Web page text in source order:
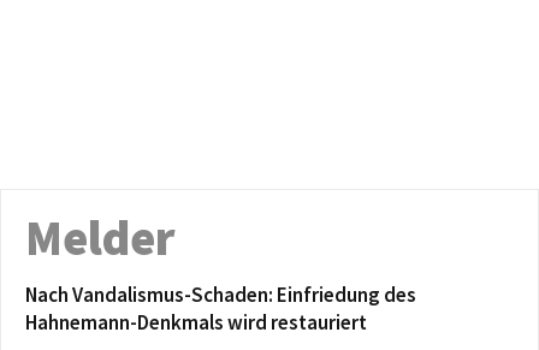
Melder
Nach Vandalismus-Schaden: Einfriedung des
Hahnemann-Denkmals wird restauriert